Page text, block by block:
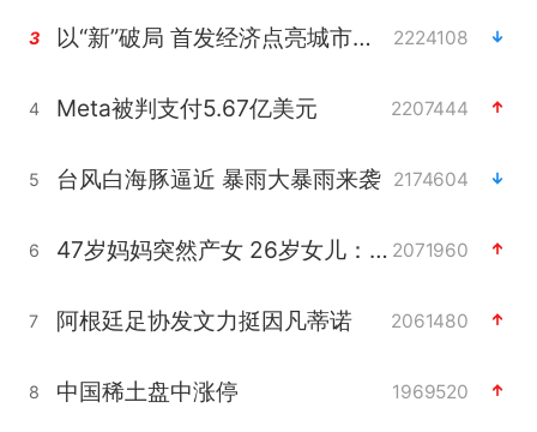
3 以“新”破局 首发经济点亮城市消费活力 2224108
4 Meta被判支付5.67亿美元 2207444
5 台风白海豚逼近 暴雨大暴雨来袭 2174604
6 47岁妈妈突然产女 26岁女儿：很震惊 2071960
7 阿根廷足协发文力挺因凡蒂诺 2061480
8 中国稀土盘中涨停 1969520